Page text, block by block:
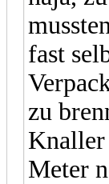
fast
zu
Knaller
Meter